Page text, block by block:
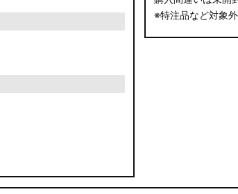
※特注品など対象